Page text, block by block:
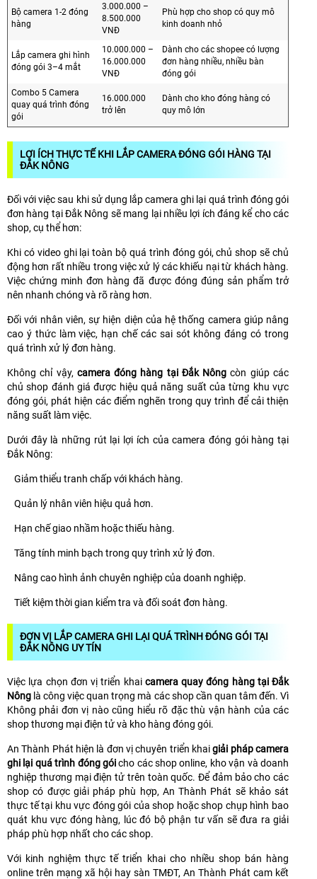
Bộ camera 1-2 đóng
hàng
3.000.000 –
8.500.000
VNĐ
Phù hợp cho shop có quy mô
kinh doanh nhỏ
Lắp camera ghi hình
đóng gói 3–4 mắt
10.000.000 –
16.000.000
VNĐ
Dành cho các shopee có lượng
đơn hàng nhiều, nhiều bàn
đóng gói
Combo 5 Camera
quay quá trình đóng
gói
16.000.000
trở lên
Dành cho kho đóng hàng có
quy mô lớn
LỢI ÍCH THỰC TẾ KHI LẮP CAMERA ĐÓNG GÓI HÀNG TẠI
ĐẮK NÔNG
Đối với việc sau khi sử dụng lắp camera ghi lại quá trình đóng gói
đơn hàng tại Đắk Nông sẽ mang lại nhiều lợi ích đáng kể cho các
shop, cụ thể hơn:
Khi có video ghi lại toàn bộ quá trình đóng gói, chủ shop sẽ chủ
động hơn rất nhiều trong việc xử lý các khiếu nại từ khách hàng.
Việc chứng minh đơn hàng đã được đóng đúng sản phẩm trở
nên nhanh chóng và rõ ràng hơn.
Đối với nhân viên, sự hiện diện của hệ thống camera giúp nâng
cao ý thức làm việc, hạn chế các sai sót không đáng có trong
quá trình xử lý đơn hàng.
Không chỉ vậy, camera đóng hàng tại Đắk Nông còn giúp các
chủ shop đánh giá được hiệu quả năng suất của từng khu vực
đóng gói, phát hiện các điểm nghẽn trong quy trình để cải thiện
năng suất làm việc.
Dưới đây là những rút lại lợi ích của camera đóng gói hàng tại
Đắk Nông:
Giảm thiểu tranh chấp với khách hàng.
Quản lý nhân viên hiệu quả hơn.
Hạn chế giao nhầm hoặc thiếu hàng.
Tăng tính minh bạch trong quy trình xử lý đơn.
Nâng cao hình ảnh chuyên nghiệp của doanh nghiệp.
Tiết kiệm thời gian kiểm tra và đối soát đơn hàng.
ĐƠN VỊ LẮP CAMERA GHI LẠI QUÁ TRÌNH ĐÓNG GÓI TẠI
ĐẮK NÔNG UY TÍN
Việc lựa chọn đơn vị triển khai camera quay đóng hàng tại Đắk
Nông là công việc quan trọng mà các shop cần quan tâm đến. Vì
Không phải đơn vị nào cũng hiểu rõ đặc thù vận hành của các
shop thương mại điện tử và kho hàng đóng gói.
An Thành Phát hiện là đơn vị chuyên triển khaigiải pháp camera
ghi lại quá trình đóng góicho các shop online, kho vận và doanh
nghiệp thương mại điện tử trên toàn quốc. Để đảm bảo cho các
shop có được giải pháp phù hợp, An Thành Phát sẽ khảo sát
thực tế tại khu vực đóng gói của shop hoặc shop chụp hình bao
quát khu vực đóng hàng, lúc đó bộ phận tư vấn sẽ đưa ra giải
pháp phù hợp nhất cho các shop.
Với kinh nghiệm thực tế triển khai cho nhiều shop bán hàng
online trên mạng xã hội hay sàn TMĐT, An Thành Phát cam kết